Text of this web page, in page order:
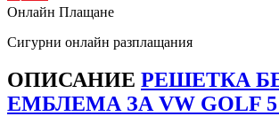
Онлайн Плащане
Сигурни онлайн разплащания
ОПИСАНИЕ РЕШЕТКА
ЕМБЛЕМА ЗА VW GOLF